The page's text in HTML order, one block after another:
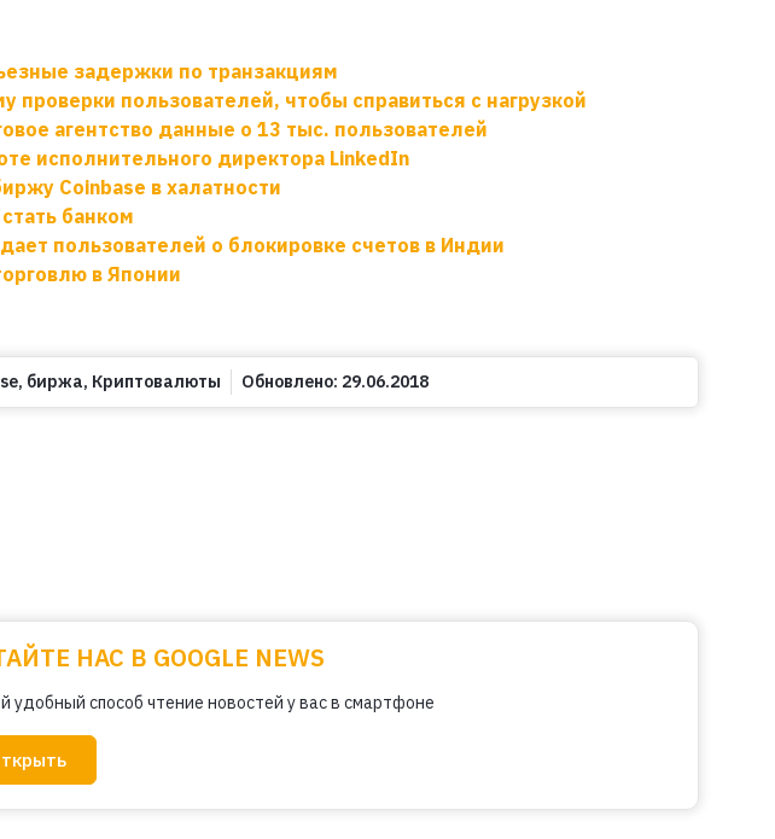
задержки по транзакциям
проверки пользователей, чтобы справиться с нагрузкой
агентство данные о 13 тыс. пользователей
исполнительного директора LinkedIn
Coinbase в халатности
банком
пользователей о блокировке счетов в Индии
в Японии
, биржа, Криптовалюты Обновлено: 29.06.2018
НАС В GOOGLE NEWS
удобный способ чтение новостей у вас в смартфоне